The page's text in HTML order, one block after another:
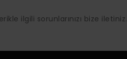
ilgili sorunlarınızı bize iletiniz.